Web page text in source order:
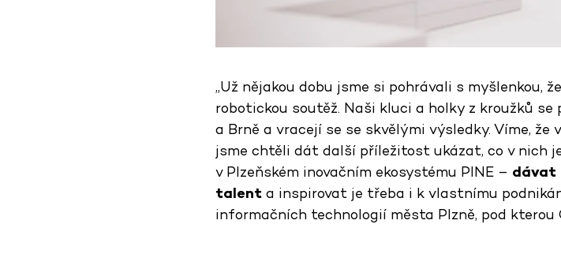
„Už nějakou dobu jsme si pohrávali s myšlenkou,
robotickou soutěž. Naši kluci a holky z kroužků
a Brně a vracejí se se skvělými výsledky. Víme,
jsme chtěli dát další příležitost ukázat, co v nich
v Plzeňském inovačním ekosystému PINE – dávat
talenta inspirovat je třeba i k vlastnímu
informačních technologií města Plzně, pod